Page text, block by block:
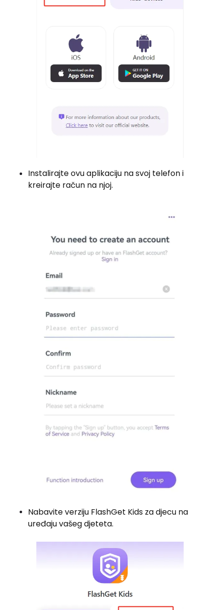
Instalirajte ovu aplikaciju na svoj telefon i
kreirajte račun na njoj.
Nabavite verziju FlashGet Kids za djecu na
uređaju vašeg djeteta.